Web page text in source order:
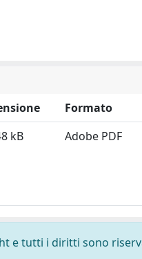
Formato
kB Adobe PDF
e tutti i diritti sono